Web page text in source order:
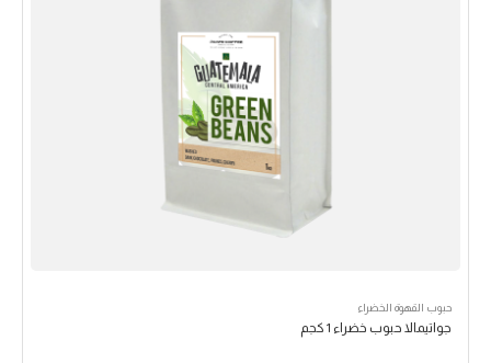
حبوب القهوة الخضراء
جواتيمالا حبوب خضراء 1 كجم